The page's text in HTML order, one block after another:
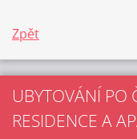
Zpět
UBYTOVÁNÍ PO
RESIDENCE A